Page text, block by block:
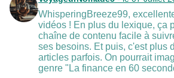
WhisperingBreeze99,
vidéos ! En plus du lexique, ça
chaîne de contenu facile à
ses besoins. Et puis, c'est plus
articles parfois. On pourrait
genre "La finance en 60